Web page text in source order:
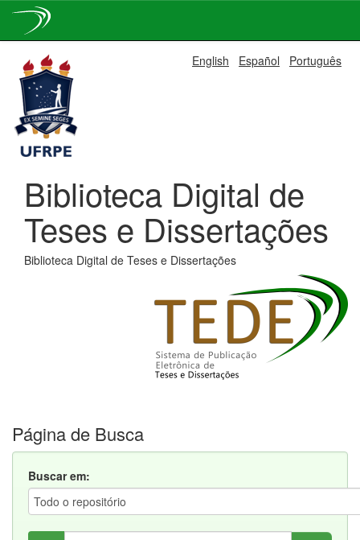
navigation
English Español Português
Biblioteca Digital de
Teses e Dissertações
Biblioteca Digital de Teses e Dissertações
Página de Busca
Buscar em: